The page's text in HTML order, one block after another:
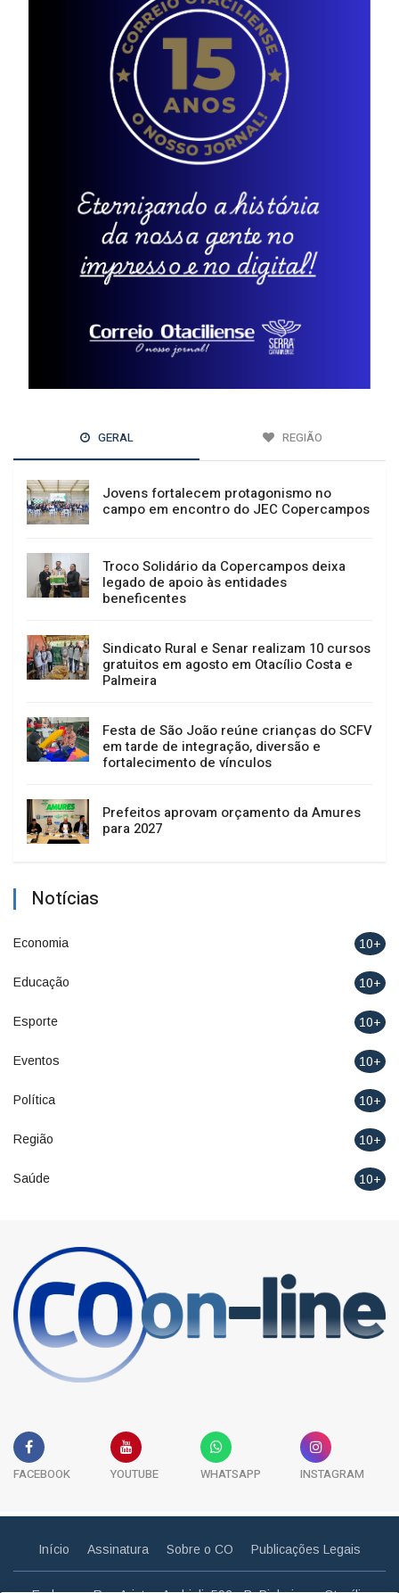
GERAL REGIÃO
Jovens fortalecem protagonismo no
campo em encontro do JEC Copercampos
Troco Solidário da Copercampos deixa
legado de apoio às entidades
beneficentes
Sindicato Rural e Senar realizam 10 cursos
gratuitos em agosto em Otacílio Costa e
Palmeira
Festa de São João reúne crianças do SCFV
em tarde de integração, diversão e
fortalecimento de vínculos
Prefeitos aprovam orçamento da Amures
para 2027
Notícias
Economia 10+
Educação 10+
Esporte 10+
Eventos 10+
Política 10+
Região 10+
Saúde 10+
FACEBOOK YOUTUBE WHATSAPP INSTAGRAM
Início Assinatura Sobre o CO Publicações Legais